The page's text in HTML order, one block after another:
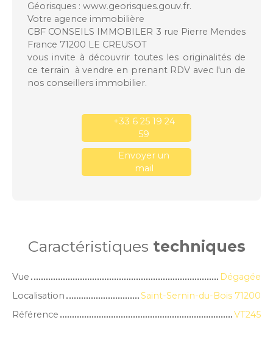
Géorisques : www.georisques.gouv.fr.
Votre agence immobilière
CBF CONSEILS IMMOBILER 3 rue Pierre Mendes
France 71200 LE CREUSOT
vous invite à découvrir toutes les originalités de
ce terrain à vendre en prenant RDV avec l'un de
nos conseillers immobilier.
+33 6 25 19 24
59
Envoyer un
mail
Caractéristiques techniques
Vue
Dégagée
Localisation
Saint-Sernin-du-Bois 71200
Référence
VT245